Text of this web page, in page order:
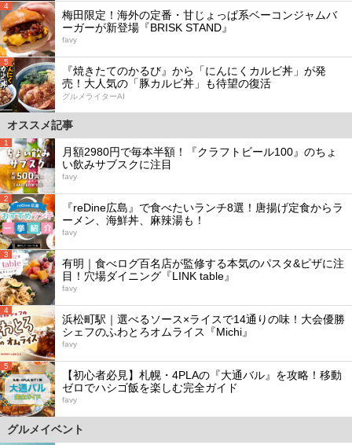
4
梅田限定！海外の定番・甘じょっぱ系ベーコンジャムバ
ーガーが新登場『BRISK STAND』
favy
5
『焼きたてのかるび』から「にんにくカルビ丼」が発
売！大人気の「豚カルビ丼」も待望の復活
グルメライターAI
オススメ記事
1
月額2980円で毎本半額！『クラフトビール100』のちょ
い飲みサブスクに注目
favy
2
『reDine広島』で食べたいランチ8選！唐揚げ定食からラ
ーメン、海鮮丼、麻辣湯も！
favy
3
有明｜食べログ百名店が監修する本気のパスタ&ピザに注
目！穴場ダイニング『LINK table』
favy
4
浜松町駅｜選べるソース×ライスで14通りの味！大会優勝
シェフのふわとろオムライス『Michi』
favy
5
【初心者必見】札幌・4PLAの『大通バル』を攻略！移動
ゼロでハシゴ飯を楽しむ完全ガイド
favy
グルメイベント